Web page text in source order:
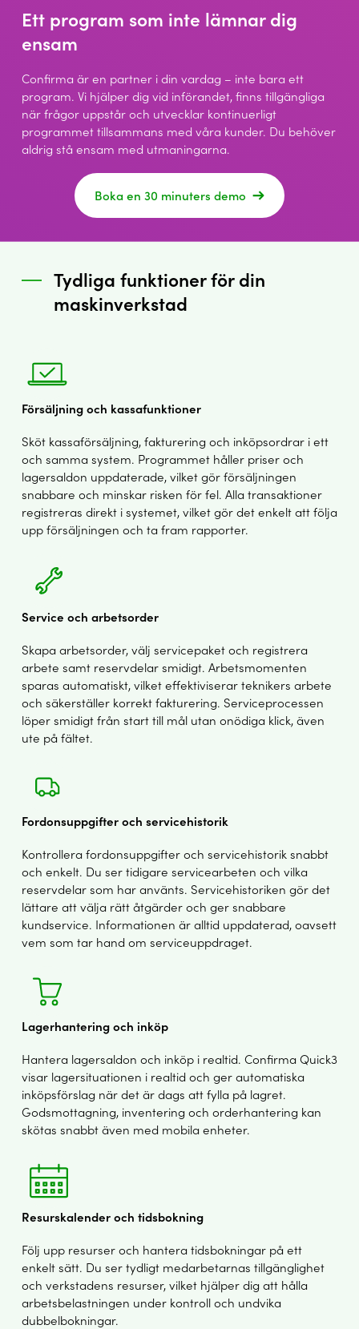
Ett program som inte lämnar dig
ensam
Confirma är en partner i din vardag – inte bara ett
program. Vi hjälper dig vid införandet, finns tillgängliga
när frågor uppstår och utvecklar kontinuerligt
programmet tillsammans med våra kunder. Du behöver
aldrig stå ensam med utmaningarna.
Boka en 30 minuters demo
Tydliga funktioner för din
maskinverkstad
Försäljning och kassafunktioner
Sköt kassaförsäljning, fakturering och inköpsordrar i ett
och samma system. Programmet håller priser och
lagersaldon uppdaterade, vilket gör försäljningen
snabbare och minskar risken för fel. Alla transaktioner
registreras direkt i systemet, vilket gör det enkelt att följa
upp försäljningen och ta fram rapporter.
Service och arbetsorder
Skapa arbetsorder, välj servicepaket och registrera
arbete samt reservdelar smidigt. Arbetsmomenten
sparas automatiskt, vilket effektiviserar teknikers arbete
och säkerställer korrekt fakturering. Serviceprocessen
löper smidigt från start till mål utan onödiga klick, även
ute på fältet.
Fordonsuppgifter och servicehistorik
Kontrollera fordonsuppgifter och servicehistorik snabbt
och enkelt. Du ser tidigare servicearbeten och vilka
reservdelar som har använts. Servicehistoriken gör det
lättare att välja rätt åtgärder och ger snabbare
kundservice. Informationen är alltid uppdaterad, oavsett
vem som tar hand om serviceuppdraget.
Lagerhantering och inköp
Hantera lagersaldon och inköp i realtid. Confirma Quick3
visar lagersituationen i realtid och ger automatiska
inköpsförslag när det är dags att fylla på lagret.
Godsmottagning, inventering och orderhantering kan
skötas snabbt även med mobila enheter.
Resurskalender och tidsbokning
Följ upp resurser och hantera tidsbokningar på ett
enkelt sätt. Du ser tydligt medarbetarnas tillgänglighet
och verkstadens resurser, vilket hjälper dig att hålla
arbetsbelastningen under kontroll och undvika
dubbelbokningar.